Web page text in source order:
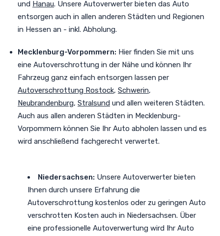
und Hanau. Unsere Autoverwerter bieten das Auto
entsorgen auch in allen anderen Städten und Regionen
in Hessen an - inkl. Abholung.
Mecklenburg-Vorpommern: Hier finden Sie mit uns
eine Autoverschrottung in der Nähe und können Ihr
Fahrzeug ganz einfach entsorgen lassen per
Autoverschrottung Rostock, Schwerin,
Neubrandenburg, Stralsund und allen weiteren Städten.
Auch aus allen anderen Städten in Mecklenburg-
Vorpommern können Sie Ihr Auto abholen lassen und es
wird anschließend fachgerecht verwertet.
Niedersachsen: Unsere Autoverwerter bieten
Ihnen durch unsere Erfahrung die
Autoverschrottung kostenlos oder zu geringen Auto
verschrotten Kosten auch in Niedersachsen. Über
eine professionelle Autoverwertung wird Ihr Auto